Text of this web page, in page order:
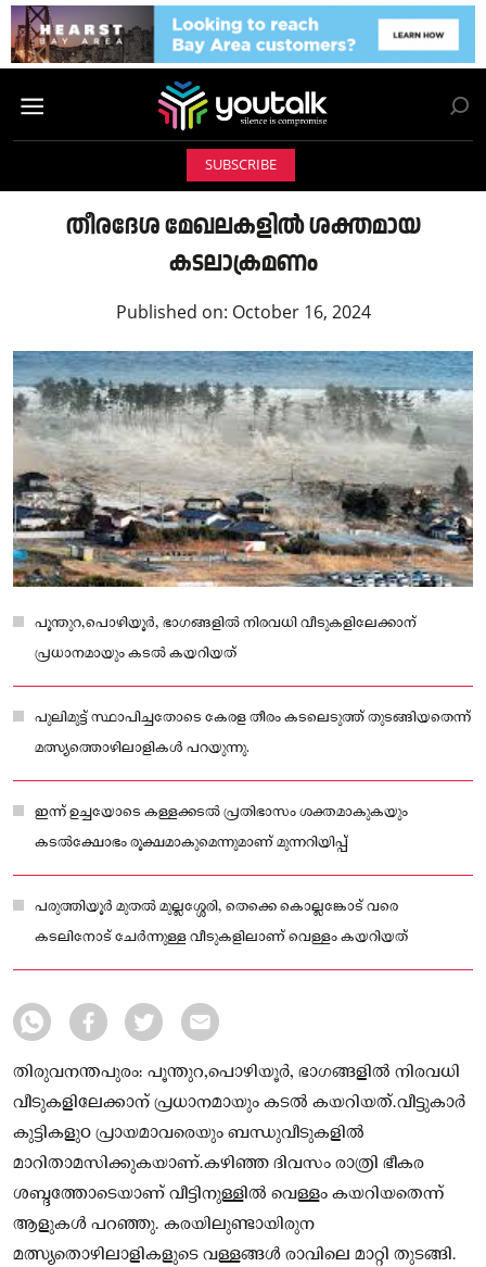
SUBSCRIBE
തീരദേശ മേഖലകളില്‍ ശക്തമായ
കടലാക്രമണം
Published on: October 16, 2024
പൂന്തുറ,പൊഴിയൂര്‍, ഭാഗങ്ങളില്‍ നിരവധി വീടുകളിലേക്കാന്
പ്രധാനമായും കടല്‍ കയറിയത്
പുലിമുട്ട് സ്ഥാപിച്ചതോടെ കേരള തീരം കടലെടുത്ത് തുടങ്ങിയതെന്ന്
മത്സ്യത്തൊഴിലാളികള്‍ പറയുന്നു.
ഇന്ന് ഉച്ചയോടെ കള്ളക്കടല്‍ പ്രതിഭാസം ശക്തമാകുകയും
കടല്‍ക്ഷോഭം രൂക്ഷമാകുമെന്നുമാണ് മുന്നറിയിപ്പ്
പരുത്തിയൂര്‍ മുതല്‍ മുല്ലശ്ശേരി, തെക്കെ കൊല്ലങ്കോട് വരെ
കടലിനോട് ചേര്‍ന്നുള്ള വീടുകളിലാണ് വെള്ളം കയറിയത്
തിരുവനന്തപുരം: പൂന്തുറ,പൊഴിയൂര്‍, ഭാഗങ്ങളില്‍ നിരവധി
വീടുകളിലേക്കാന് പ്രധാനമായും കടല്‍ കയറിയത്.വീട്ടുകാര്‍
കുട്ടികളുo പ്രായമാവരെയും ബന്ധുവീടുകളില്‍
മാറിതാമസിക്കുകയാണ്.കഴിഞ്ഞ ദിവസം രാത്രി ഭീകര
ശബ്ദത്തോടെയാണ് വീട്ടിനുള്ളില്‍ വെള്ളം കയറിയതെന്ന്
ആളുകള്‍ പറഞ്ഞു. കരയിലുണ്ടായിരുന
മത്സ്യതൊഴിലാളികളുടെ വള്ളങ്ങള്‍ രാവിലെ മാറ്റി തുടങ്ങി.